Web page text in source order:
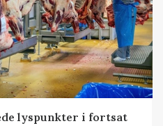
lyspunkter i fortsat